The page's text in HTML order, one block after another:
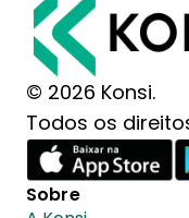
© 2026 Konsi.
Todos os
Sobre